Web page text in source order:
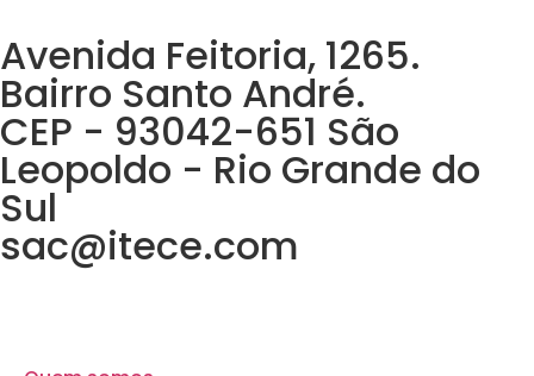
Avenida Feitoria, 1265.
Bairro Santo André.
CEP - 93042-651 São
Leopoldo - Rio Grande do
Sul
sac@itece.com